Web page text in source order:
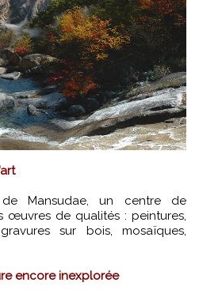
Mansudae, un centre de
œuvres de qualités : peintures,
sur bois, mosaïques,
encore inexplorée